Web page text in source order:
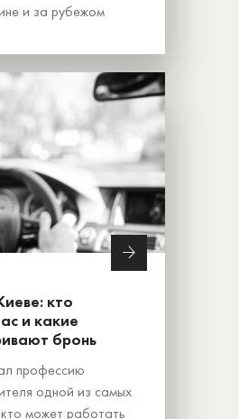
и за рубежом
кто
и какие
бронь
профессию
одной из самых
может работать